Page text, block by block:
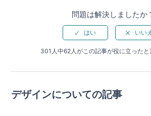
問題は解決しましたか
301人中62人がこの記事が役に立った
デザインについての記事